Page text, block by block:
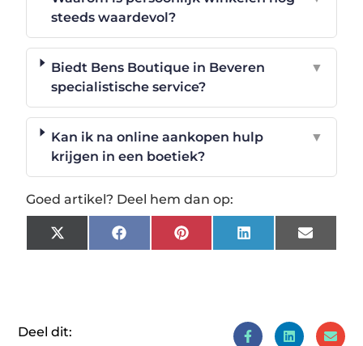
steeds waardevol?
Biedt Bens Boutique in Beveren
specialistische service?
▼
Kan ik na online aankopen hulp
krijgen in een boetiek?
▼
Goed artikel? Deel hem dan op:
X
(Twitter)
FacebookPinterestLinkedInEmail
Deel dit: